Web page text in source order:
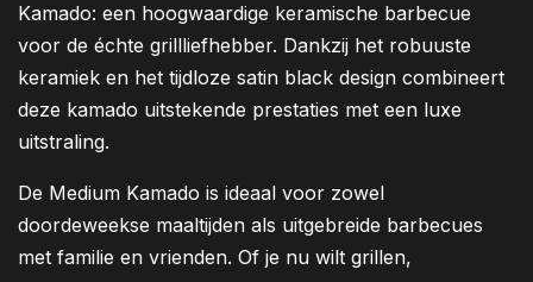
Kamado: een hoogwaardige keramische barbecue
voor de échte grillliefhebber. Dankzij het robuuste
keramiek en het tijdloze satin black design combineert
deze kamado uitstekende prestaties met een luxe
uitstraling.
De Medium Kamado is ideaal voor zowel
doordeweekse maaltijden als uitgebreide barbecues
met familie en vrienden. Of je nu wilt grillen,